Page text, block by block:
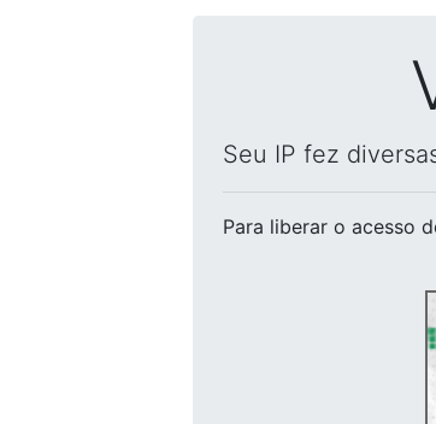
Seu IP fez
Para liberar o acesso